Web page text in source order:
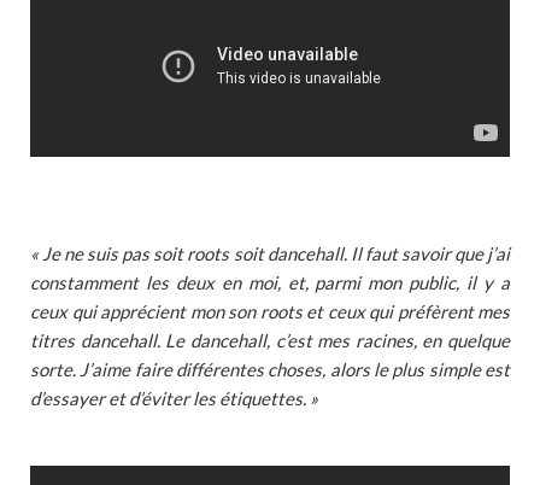
« Je ne suis pas soit roots soit dancehall. Il faut savoir que j’ai
constamment les deux en moi, et, parmi mon public, il y a
ceux qui apprécient mon son roots et ceux qui préfèrent mes
titres dancehall. Le dancehall, c’est mes racines, en quelque
sorte. J’aime faire différentes choses, alors le plus simple est
d’essayer et d’éviter les étiquettes. »